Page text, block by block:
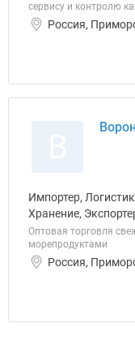
сервису и контролю
Россия,
Импортер,
Хранение,
Оптовая торговля
морепродуктами
Россия,